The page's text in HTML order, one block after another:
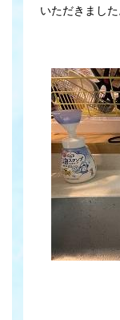
いただきました